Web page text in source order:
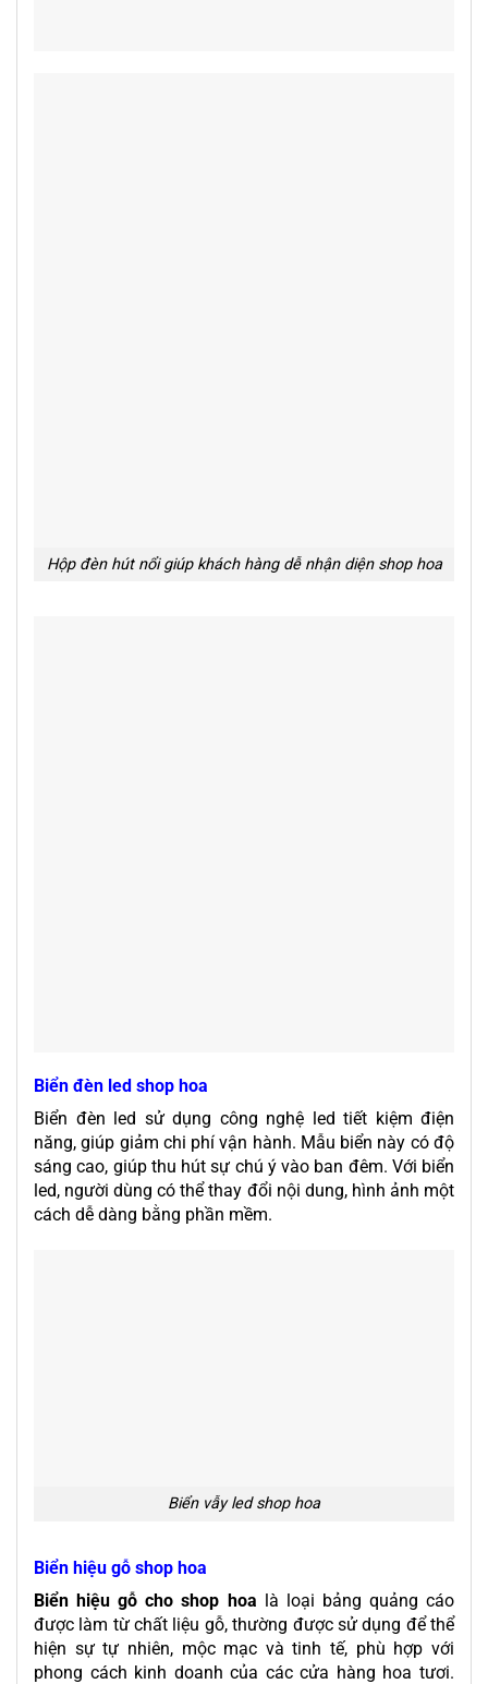
Hộp đèn hút nổi giúp khách hàng dễ nhận diện shop hoa
Biển đèn led shop hoa
Biển đèn led sử dụng công nghệ led tiết kiệm điện
năng, giúp giảm chi phí vận hành. Mẫu biển này có độ
sáng cao, giúp thu hút sự chú ý vào ban đêm. Với biển
led, người dùng có thể thay đổi nội dung, hình ảnh một
cách dễ dàng bằng phần mềm.
Biển vẫy led shop hoa
Biển hiệu gỗ shop hoa
Biển hiệu gỗ cho shop hoa là loại bảng quảng cáo
được làm từ chất liệu gỗ, thường được sử dụng để thể
hiện sự tự nhiên, mộc mạc và tinh tế, phù hợp với
phong cách kinh doanh của các cửa hàng hoa tươi.